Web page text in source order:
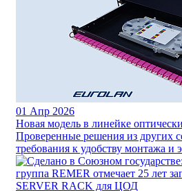
01 Апр 2026
Новая модель в линейке
Проверенные решения из других
требования к удобству монтажа и